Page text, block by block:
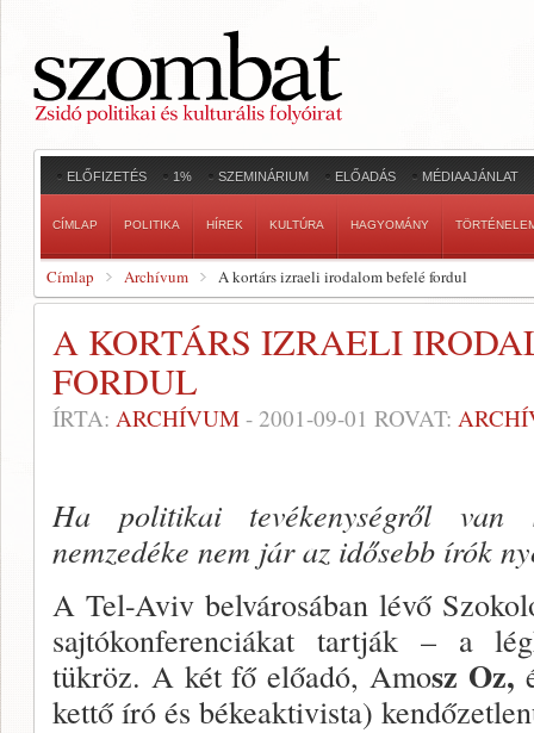
ELŐFIZETÉS 1% SZEMINÁRIUM ELŐADÁS MÉDIAAJÁNLAT
CÍMLAP POLITIKA HÍREK KULTÚRA HAGYOMÁNY
Címlap Archívum A kortárs izraeli irodalom befelé fordul
A KORTÁRS IZRAELI
FORDUL
ÍRTA: ARCHÍVUM - 2001-09-01 ROVAT:
Ha politikai tevékenységről
nemzedéke nem jár az idősebb írók
A Tel-Aviv belvárosában lévő
sajtókonferen­ciákat tartják – a
tükröz. A két fő előadó, Amosz Oz,
kettő író és békeaktivista)